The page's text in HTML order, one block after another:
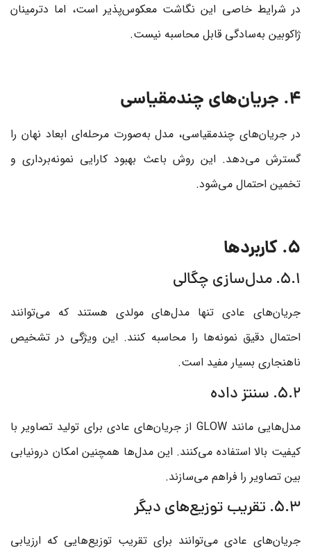
در شرایط خاصی این نگاشت معکوس‌پذیر است، اما دترمینان
ژاکوبین به‌سادگی قابل محاسبه نیست.
4. جریان‌های چندمقیاسی
در جریان‌های چندمقیاسی، مدل به‌صورت مرحله‌ای ابعاد نهان را
گسترش می‌دهد. این روش باعث بهبود کارایی نمونه‌برداری و
تخمین احتمال می‌شود.
5. کاربردها
5.1. مدل‌سازی چگالی
جریان‌های عادی تنها مدل‌های مولدی هستند که می‌توانند
احتمال دقیق نمونه‌ها را محاسبه کنند. این ویژگی در تشخیص
ناهنجاری بسیار مفید است.
5.2. سنتز داده
مدل‌هایی مانند GLOW از جریان‌های عادی برای تولید تصاویر با
کیفیت بالا استفاده می‌کنند. این مدل‌ها همچنین امکان درونیابی
بین تصاویر را فراهم می‌سازند.
5.3. تقریب توزیع‌های دیگر
جریان‌های عادی می‌توانند برای تقریب توزیع‌هایی که ارزیابی